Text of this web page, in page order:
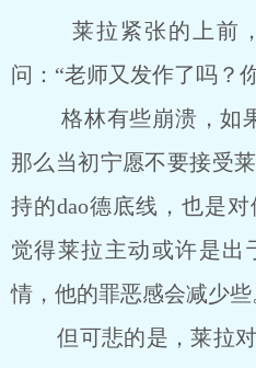
莱拉紧张的上前，
问：“老师又发作了吗？
格林有些崩溃，如果
那么当初宁愿不要接受
持的dao德底线，也是
觉得莱拉主动或许是出
情，他的罪恶感会减少些
但可悲的是，莱拉对